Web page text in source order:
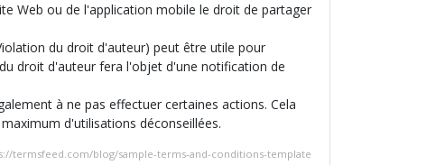
Web ou de l'application mobile le droit de partager
du droit d'auteur) peut être utile pour
droit d'auteur fera l'objet d'une notification de
à ne pas effectuer certaines actions. Cela
d'utilisations déconseillées.
termsfeed.com/blog/sample-terms-and-conditions-template